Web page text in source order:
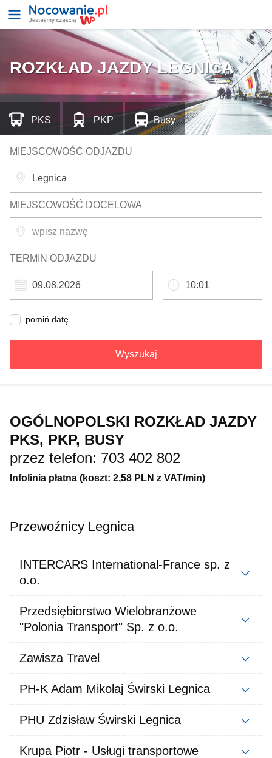
ROZKŁAD JAZDY LEGNICA
MIEJSCOWOŚĆ ODJAZDU
MIEJSCOWOŚĆ DOCELOWA
TERMIN ODJAZDU
pomiń datę
Wyszukaj
PKS PKP Busy
OGÓLNOPOLSKI ROZKŁAD JAZDY
PKS, PKP, BUSY
przez telefon: 703 402 802
Infolinia płatna (koszt: 2,58 PLN z VAT/min)
Przewoźnicy Legnica
INTERCARS International-France sp. z
o.o.
Przedsiębiorstwo Wielobranżowe
"Polonia Transport" Sp. z o.o.
Zawisza Travel
PH-K Adam Mikołaj Świrski Legnica
PHU Zdzisław Świrski Legnica
Krupa Piotr - Usługi transportowe